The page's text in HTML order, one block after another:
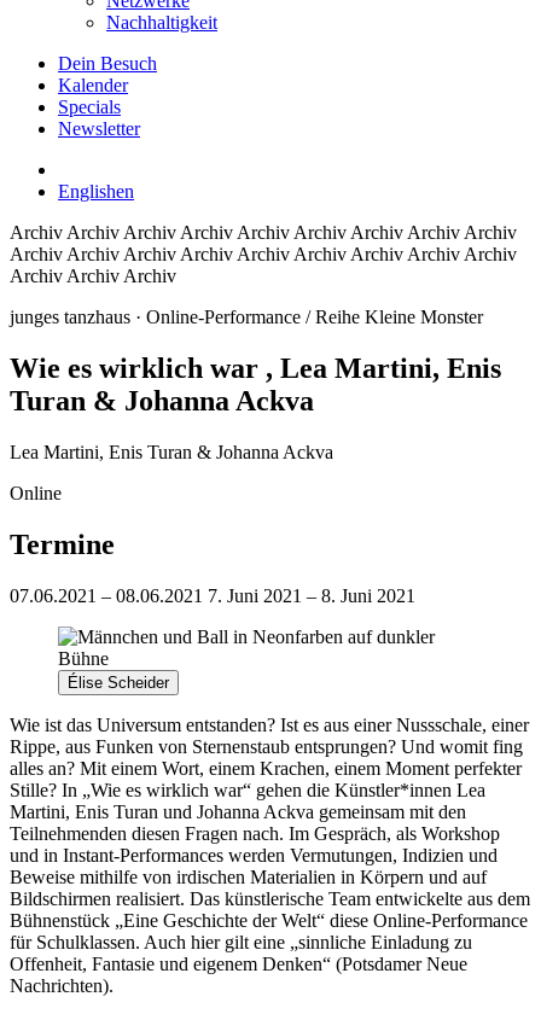
Nachhaltigkeit
Dein Besuch
Kalender
Specials
Newsletter
Englishen
Archiv Archiv Archiv Archiv Archiv Archiv Archiv Archiv Archiv
Archiv Archiv Archiv Archiv Archiv Archiv Archiv Archiv Archiv
Archiv Archiv Archiv
junges tanzhaus · Online-Performance / Reihe Kleine Monster
Wie es wirklich war , Lea Martini, Enis
Turan & Johanna Ackva
Lea Martini, Enis Turan & Johanna Ackva
Online
Termine
07.06.2021 – 08.06.2021 7. Juni 2021 – 8. Juni 2021
Élise Scheider
Wie ist das Universum entstanden? Ist es aus einer Nussschale, einer
Rippe, aus Funken von Sternenstaub entsprungen? Und womit fing
alles an? Mit einem Wort, einem Krachen, einem Moment perfekter
Stille? In „Wie es wirklich war“ gehen die Künstler*innen Lea
Martini, Enis Turan und Johanna Ackva gemeinsam mit den
Teilnehmenden diesen Fragen nach. Im Gespräch, als Workshop
und in Instant-Performances werden Vermutungen, Indizien und
Beweise mithilfe von irdischen Materialien in Körpern und auf
Bildschirmen realisiert. Das künstlerische Team entwickelte aus dem
Bühnenstück „Eine Geschichte der Welt“ diese Online-Performance
für Schulklassen. Auch hier gilt eine „sinnliche Einladung zu
Offenheit, Fantasie und eigenem Denken“ (Potsdamer Neue
Nachrichten).